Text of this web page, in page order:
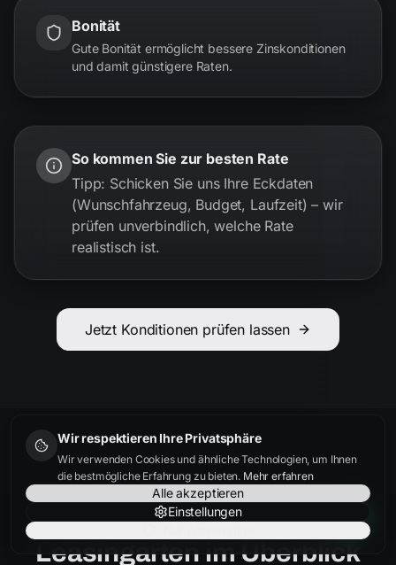
Wir respektieren Ihre Privatsphäre
Wir verwenden Cookies und ähnliche Technologien, um Ihnen
die bestmögliche Erfahrung zu bieten. Mehr erfahren
Alle akzeptieren
Einstellungen
Bonität
Gute Bonität ermöglicht bessere Zinskonditionen
und damit günstigere Raten.
So kommen Sie zur besten Rate
Tipp: Schicken Sie uns Ihre Eckdaten
(Wunschfahrzeug, Budget, Laufzeit) – wir
prüfen unverbindlich, welche Rate
realistisch ist.
Jetzt Konditionen prüfen lassen
Leasingarten im Überblick